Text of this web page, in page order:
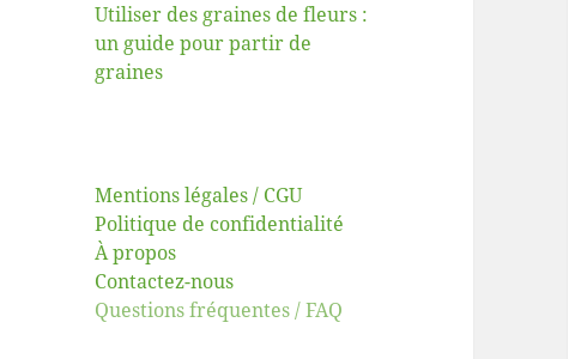
Utiliser des graines de fleurs :
un guide pour partir de
graines
Mentions légales / CGU
Politique de confidentialité
À propos
Contactez-nous
Questions fréquentes / FAQ